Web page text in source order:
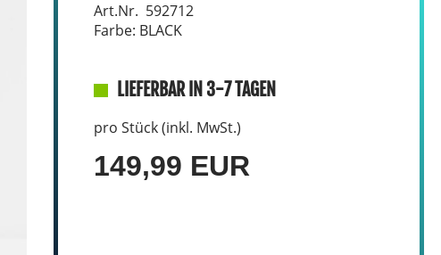
Art.Nr. 592712
Farbe: BLACK
LIEFERBAR IN 3-7 TAGEN
pro Stück (inkl. MwSt.)
149,99 EUR